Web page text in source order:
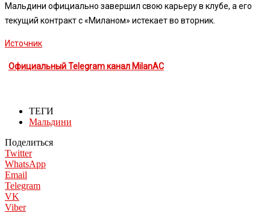
Мальдини официально завершил свою карьеру в клубе, а его
текущий контракт с «Миланом» истекает во вторник.
Источник
Официальный Telegram канал MilanAC
ТЕГИ
Мальдини
Поделиться
Twitter
WhatsApp
Email
Telegram
VK
Viber